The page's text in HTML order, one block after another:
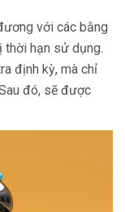
với các bằng
thời hạn sử dụng.
định kỳ, mà chỉ
đó, sẽ được